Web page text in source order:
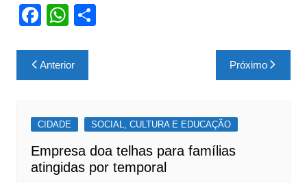
F
c
e
o
o
k
W
at
s
p
p
S
Navegação
de
Anterior Próximo
CIDADE SOCIAL, CULTURA E EDUCAÇÃO
Empresa doa telhas para famílias
atingidas por temporal